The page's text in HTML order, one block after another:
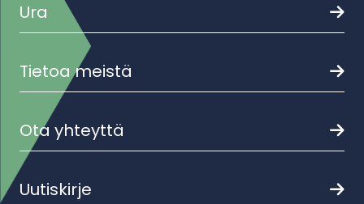
Ura
Tietoa meistä
Ota yhteyttä
Uutiskirje